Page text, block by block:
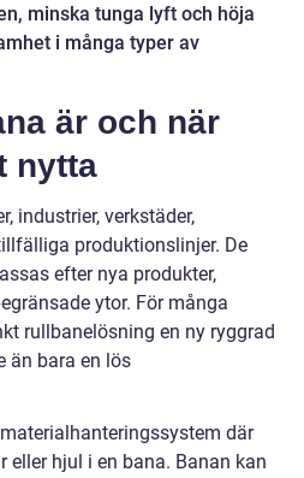
minska tunga lyft och höja
i många typer av
är och när
nytta
industrier, verkstäder,
produktionslinjer. De
efter nya produkter,
ytor. För många
rullbanelösning en ny ryggrad
än bara en lös
där
eller hjul i en bana. Banan kan